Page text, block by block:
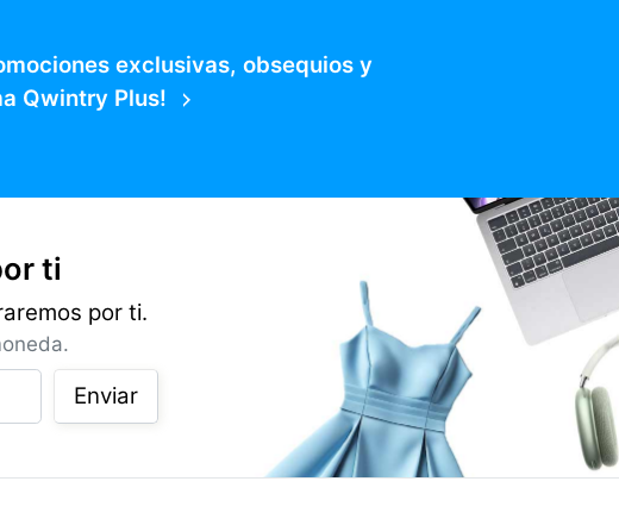
exclusivas, obsequios y
Qwintry Plus!
ti
por ti.
Enviar